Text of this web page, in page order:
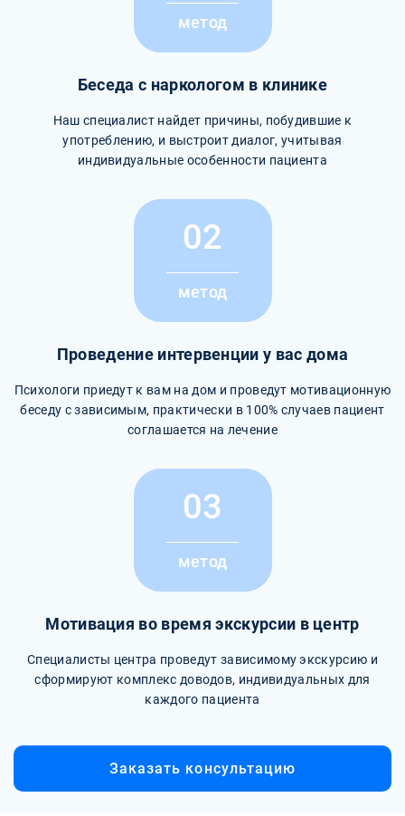
метод
Беседа с наркологом в клинике
Наш специалист найдет причины, побудившие к
употреблению, и выстроит диалог, учитывая
индивидуальные особенности пациента
02
метод
Проведение интервенции у вас дома
Психологи приедут к вам на дом и проведут мотивационную
беседу с зависимым, практически в 100% случаев пациент
соглашается на лечение
03
метод
Мотивация во время экскурсии в центр
Специалисты центра проведут зависимому экскурсию и
сформируют комплекс доводов, индивидуальных для
каждого пациента
Заказать консультацию